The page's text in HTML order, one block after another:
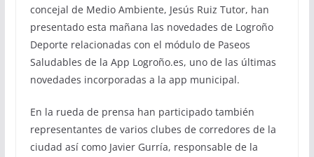
concejal de Medio Ambiente, Jesús Ruiz Tutor, han
presentado esta mañana las novedades de Logroño
Deporte relacionadas con el módulo de Paseos
Saludables de la App Logroño.es, uno de las últimas
novedades incorporadas a la app municipal.
En la rueda de prensa han participado también
representantes de varios clubes de corredores de la
ciudad así como Javier Gurría, responsable de la